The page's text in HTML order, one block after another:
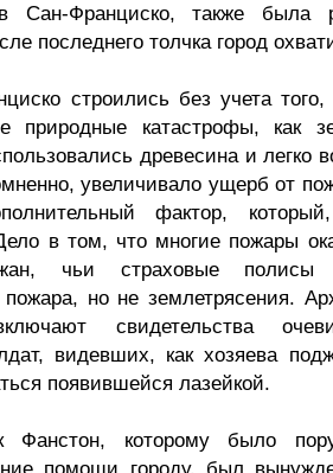
Сан-Франциско, также была
последнего толчка город
строились без учета
природные катастрофы, как
древесина и легко
увеличивало ущерб от
фактор,
в том, что многие пожары
чьи страховые полисы
но не землетрясения.
свидетельства
видевших, как хозяева
появившейся лазейкой.
Фанстон, которому было
помощи городу, был